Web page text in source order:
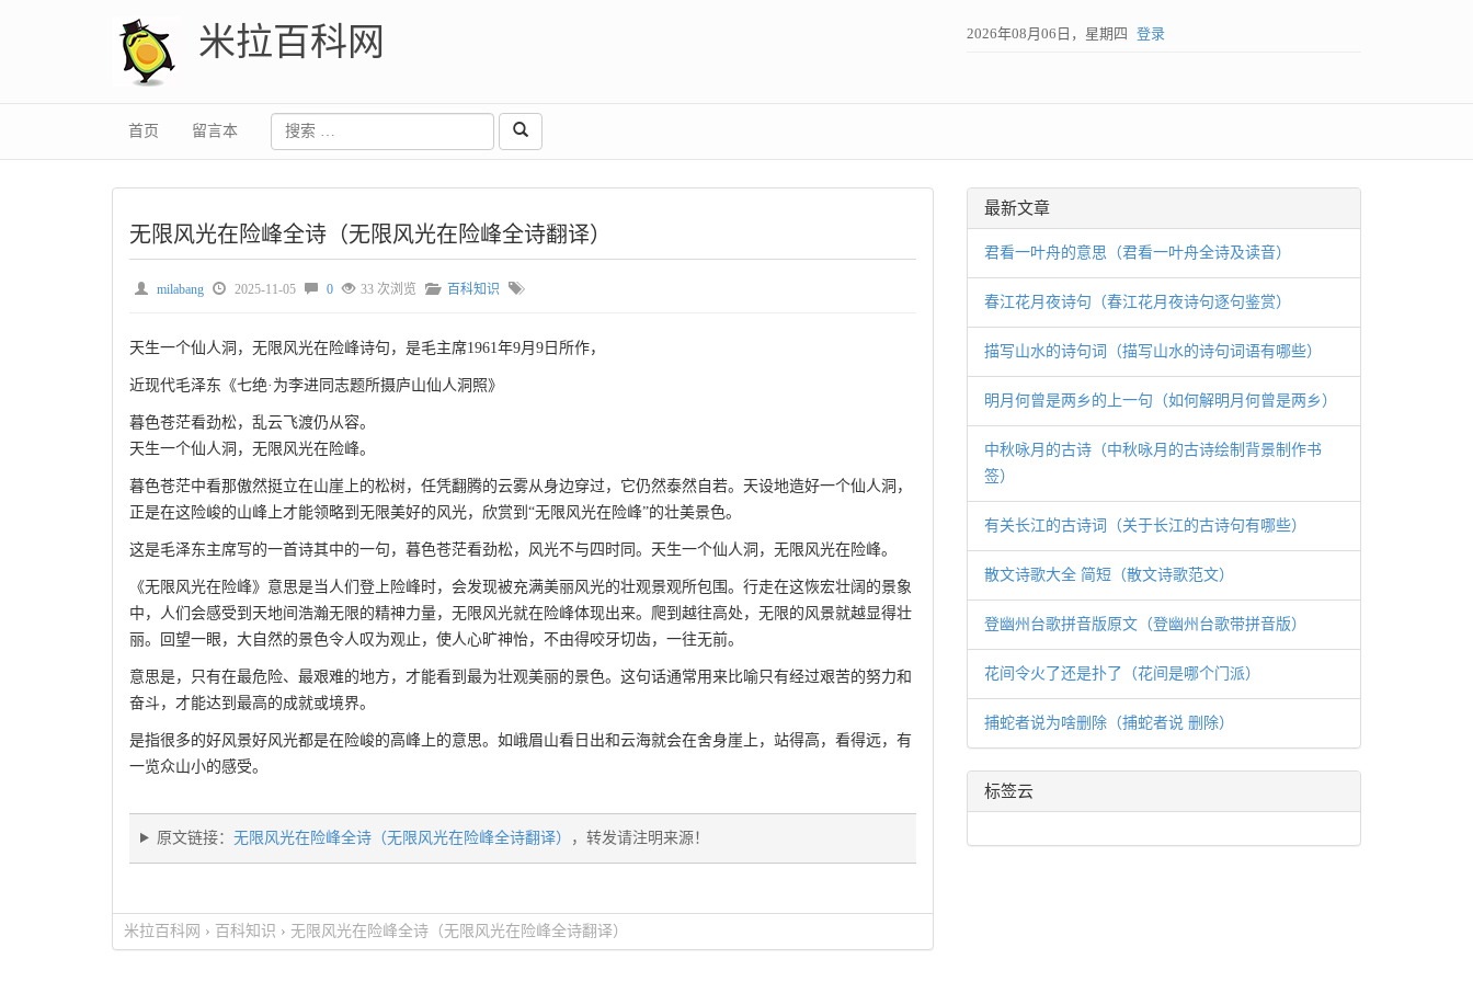
米拉百科网 2026年08月06日，星期四 登录
首页 留言本
无限风光在险峰全诗（无限风光在险峰全诗翻译）
milabang 2025-11-05 0 33 次浏览 百科知识
天生一个仙人洞，无限风光在险峰诗句，是毛主席1961年9月9日所作，
近现代毛泽东《七绝·为李进同志题所摄庐山仙人洞照》
暮色苍茫看劲松，乱云飞渡仍从容。
天生一个仙人洞，无限风光在险峰。
暮色苍茫中看那傲然挺立在山崖上的松树，任凭翻腾的云雾从身边穿过，它仍然泰然自若。天设地造好一个仙人洞，
正是在这险峻的山峰上才能领略到无限美好的风光，欣赏到“无限风光在险峰”的壮美景色。
这是毛泽东主席写的一首诗其中的一句，暮色苍茫看劲松，风光不与四时同。天生一个仙人洞，无限风光在险峰。
《无限风光在险峰》意思是当人们登上险峰时，会发现被充满美丽风光的壮观景观所包围。行走在这恢宏壮阔的景象
中，人们会感受到天地间浩瀚无限的精神力量，无限风光就在险峰体现出来。爬到越往高处，无限的风景就越显得壮
丽。回望一眼，大自然的景色令人叹为观止，使人心旷神怡，不由得咬牙切齿，一往无前。
意思是，只有在最危险、最艰难的地方，才能看到最为壮观美丽的景色。这句话通常用来比喻只有经过艰苦的努力和
奋斗，才能达到最高的成就或境界。
是指很多的好风景好风光都是在险峻的高峰上的意思。如峨眉山看日出和云海就会在舍身崖上，站得高，看得远，有
一览众山小的感受。
原文链接： 无限风光在险峰全诗（无限风光在险峰全诗翻译） ，转发请注明来源！
米拉百科网 › 百科知识 › 无限风光在险峰全诗（无限风光在险峰全诗翻译）
最新文章
君看一叶舟的意思（君看一叶舟全诗及读音）
春江花月夜诗句（春江花月夜诗句逐句鉴赏）
描写山水的诗句词（描写山水的诗句词语有哪些）
明月何曾是两乡的上一句（如何解明月何曾是两乡）
中秋咏月的古诗（中秋咏月的古诗绘制背景制作书
签）
有关长江的古诗词（关于长江的古诗句有哪些）
散文诗歌大全 简短（散文诗歌范文）
登幽州台歌拼音版原文（登幽州台歌带拼音版）
花间令火了还是扑了（花间是哪个门派）
捕蛇者说为啥删除（捕蛇者说 删除）
标签云